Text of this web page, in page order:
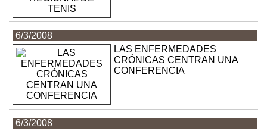
6/3/2008
LAS ENFERMEDADES
CRÓNICAS CENTRAN UNA
CONFERENCIA
6/3/2008